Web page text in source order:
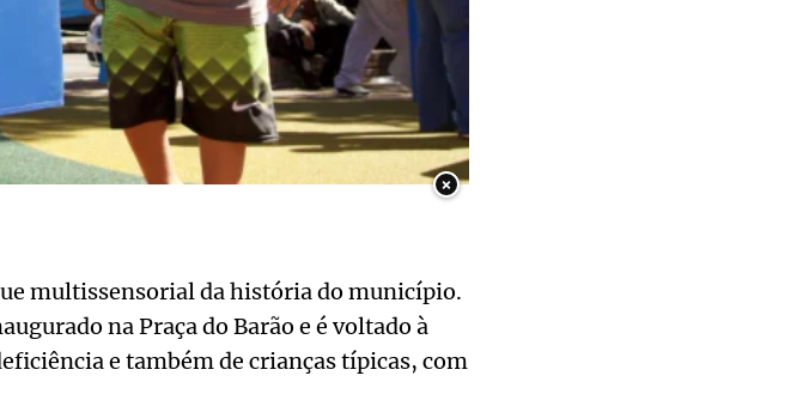
×
multissensorial da história do município.
na Praça do Barão e é voltado à
e também de crianças típicas, com